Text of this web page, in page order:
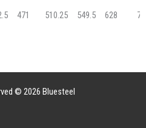
471 510.25 549.5 628
© 2026 Bluesteel